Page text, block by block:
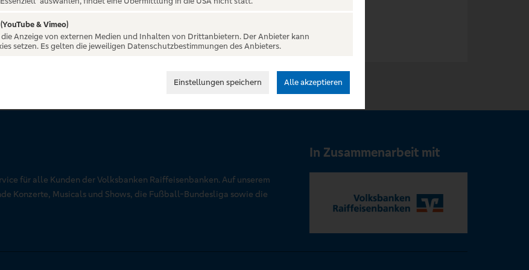
für alle Kunden der Volksbanken Raiffeisenbanken. Auf unserem
Konzerte, Musicals und Shows, die Fußball-Bundesliga sowie die
In Zusammenarbeit mit
& Vimeo)
Anzeige von externen Medien und Inhalten von Drittanbietern. Der Anbieter kann
setzen. Es gelten die jeweiligen Datenschutzbestimmungen des Anbieters.
Einstellungen speichern Alle akzeptieren